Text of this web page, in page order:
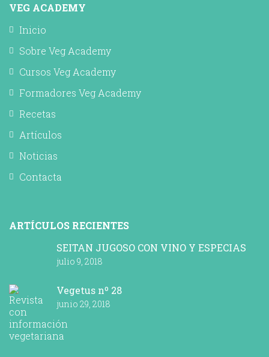
VEG ACADEMY
Inicio
Sobre Veg Academy
Cursos Veg Academy
Formadores Veg Academy
Recetas
Artículos
Noticias
Contacta
ARTÍCULOS RECIENTES
SEITAN JUGOSO CON VINO Y ESPECIAS
julio 9, 2018
Vegetus nº 28
junio 29, 2018